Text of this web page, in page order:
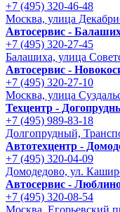
+7 (495) 320-46-48
Москва, улица
Автосервис -
+7 (495) 320-27-45
Балашиха, улица
Автосервис -
+7 (495) 320-27-10
Москва, улица
Техцентр -
+7 (495) 989-83-18
Долгопрудный,
Автотехцентр -
+7 (495) 320-04-09
Домодедово, ул.
Автосервис -
+7 (495) 320-08-54
Москва, Егорьевский